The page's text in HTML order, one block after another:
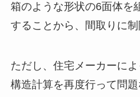
箱のような形状の6面体を
することから、間取りに制
ただし、住宅メーカーに
構造計算を再度行って問